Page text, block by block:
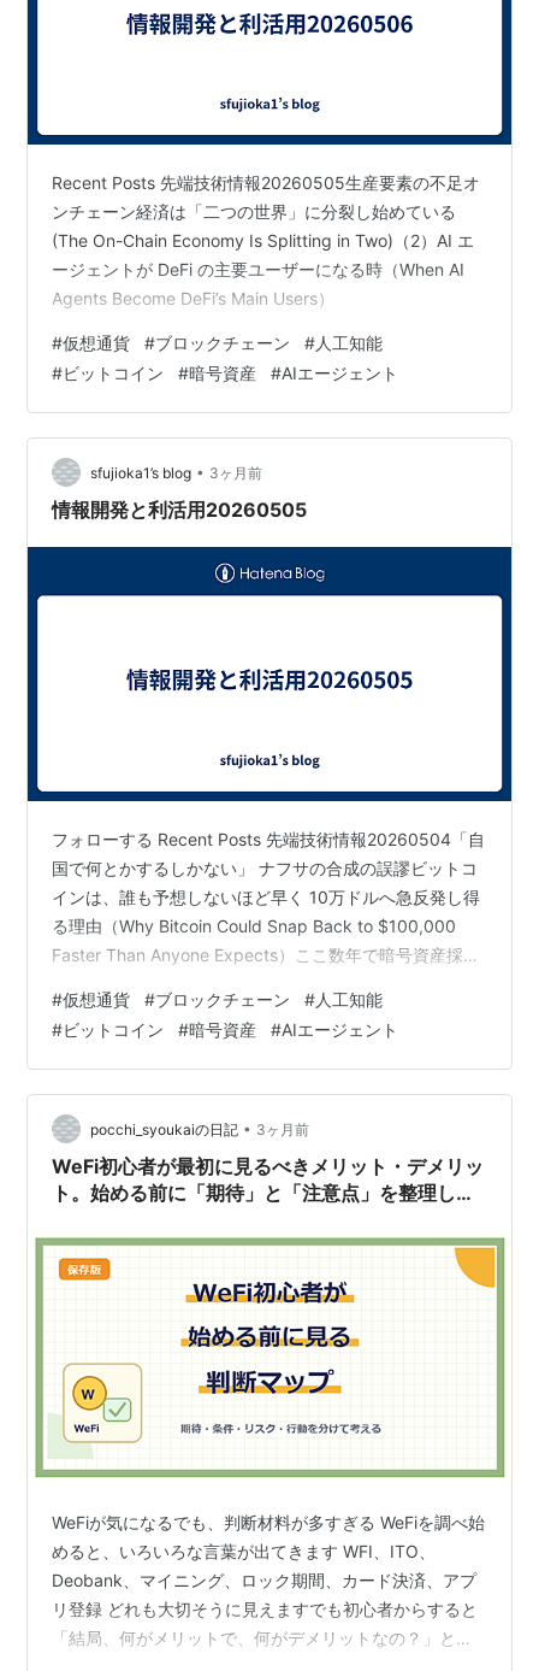
Recent Posts 先端技術情報20260505生産要素の不足オ
ンチェーン経済は「二つの世界」に分裂し始めている
(The On-Chain Economy Is Splitting in Two)（2）AI エ
ージェントが DeFi の主要ユーザーになる時（When AI
Agents Become DeFi’s Main Users）
#仮想通貨 #ブロックチェーン #人工知能
#ビットコイン #暗号資産 #AIエージェント
sfujioka1’s blog • 3ヶ月前
情報開発と利活用20260505
フォローする Recent Posts 先端技術情報20260504「自
国で何とかするしかない」 ナフサの合成の誤謬ビットコ
インは、誰も予想しないほど早く 10万ドルへ急反発し得
る理由（Why Bitcoin Could Snap Back to $100,000
Faster Than Anyone Expects）ここ数年で暗号資産採用
Biggest Week for Crypto Adoption in Years Happened
While You were Watching the War）（１）AI エージェン
トが DeFi …
#仮想通貨 #ブロックチェーン #人工知能
#ビットコイン #暗号資産 #AIエージェント
pocchi_syoukaiの日記 • 3ヶ月前
WeFi初心者が最初に見るべきメリット・デメリッ
ト。始める前に「期待」と「注意点」を整理しま
WeFiが気になるでも、判断材料が多すぎる WeFiを調べ始
めると、いろいろな言葉が出てきます WFI、ITO、
Deobank、マイニング、ロック期間、カード決済、アプ
リ登録 どれも大切そうに見えますでも初心者からすると
「結局、何がメリットで、何がデメリットなの？」と感